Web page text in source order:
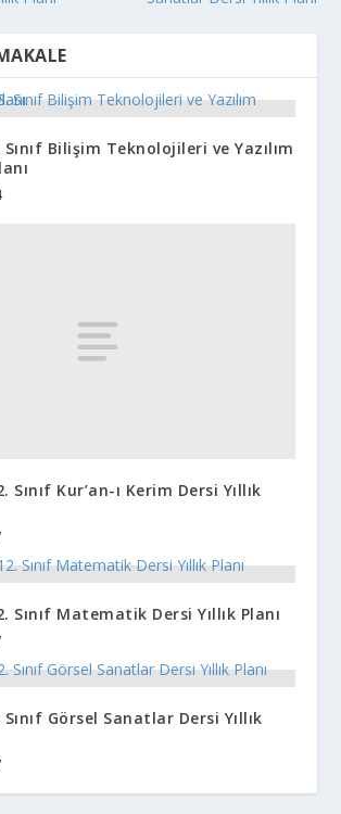
Sınıf Bilişim Teknolojileri ve Yazılım
Sınıf Kur’an-ı Kerim Dersi Yıllık
Sınıf Matematik Dersi Yıllık Planı
Görsel Sanatlar Dersi Yıllık